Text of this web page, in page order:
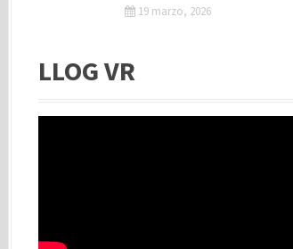
19 marzo, 2026
LLOG VR